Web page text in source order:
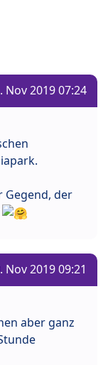
Nov 2019 07:24
Gegend, der
Nov 2019 09:21
aber ganz